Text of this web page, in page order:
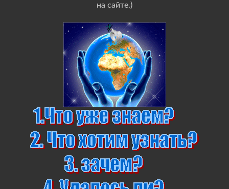
на сайте.)